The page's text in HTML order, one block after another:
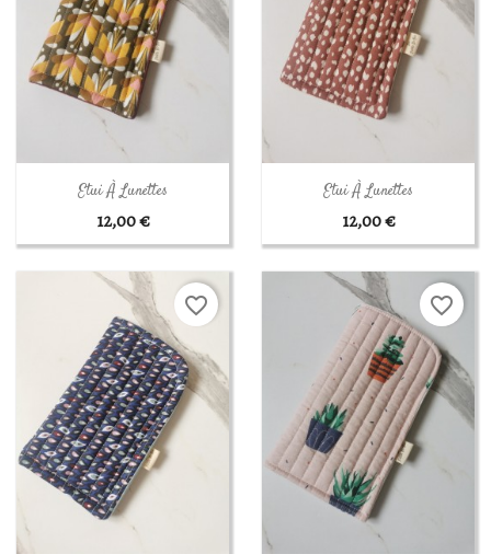
Aperçu rapide
Etui À Lunettes
12,00 €
Aperçu rapide
Etui À Lunettes
12,00 €
favorite_border favorite_border